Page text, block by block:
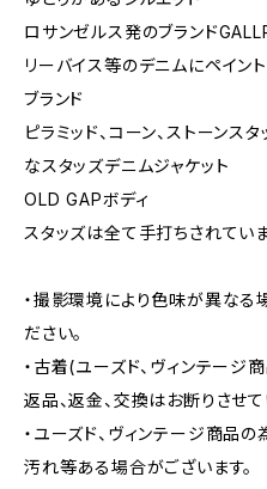
ロサンゼルス発のブランド
リーバイス等のデニムにペイン
ブランド
ピラミッド、コーン、ストーン
なスタッズデニムジャケット
OLD GAPボディ
スタッズは全て手打ちされてい
・撮影環境により色味が異なる
ださい。
・古着(ユーズド、ヴィンテージ
返品、返金、交換はお断りさせて
・ユーズド、ヴィンテージ商品
汚れ等ある場合がございます。